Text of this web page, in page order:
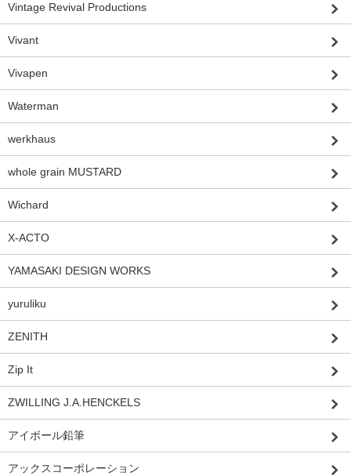
Vintage Revival Productions
Vivant
Vivapen
Waterman
werkhaus
whole grain MUSTARD
Wichard
X-ACTO
YAMASAKI DESIGN WORKS
yuruliku
ZENITH
Zip It
ZWILLING J.A.HENCKELS
アイボール鉛筆
アックスコーポレーション